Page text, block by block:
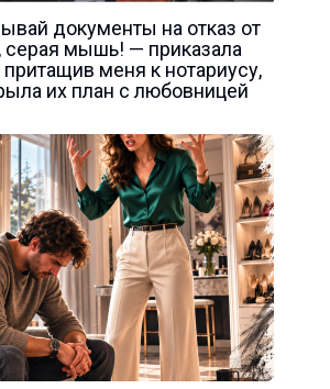
документы на отказ от
серая мышь! — приказала
притащив меня к нотариусу,
их план с любовницей